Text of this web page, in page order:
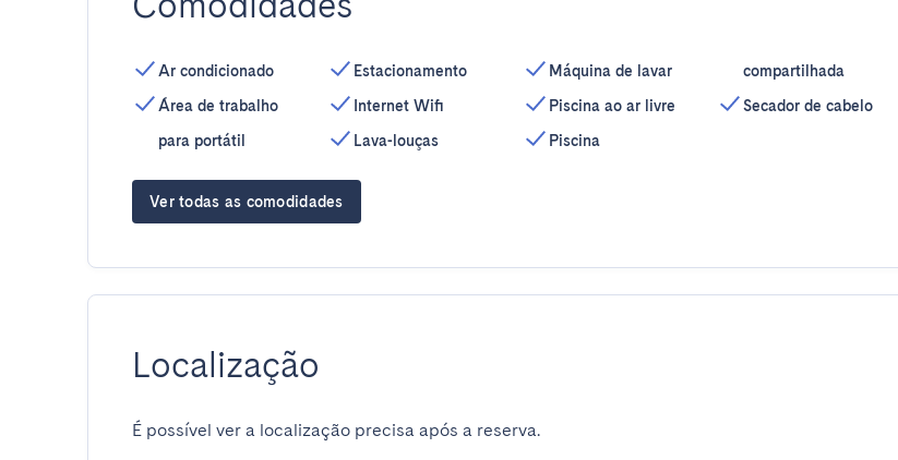
Ar condicionado
Área de trabalho
para portátil
Estacionamento
Internet Wifi
Lava-louças
Máquina de lavar
Piscina ao ar livre
Piscina
compartilhada
Secador de cabelo
Ver todas as comodidades
Localização
É possível ver a localização precisa após a reserva.